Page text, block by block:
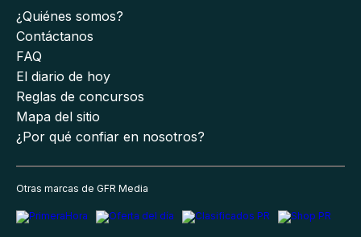
¿Quiénes somos?
Contáctanos
FAQ
El diario de hoy
Reglas de concursos
Mapa del sitio
¿Por qué confiar en nosotros?
Otras marcas de GFR Media